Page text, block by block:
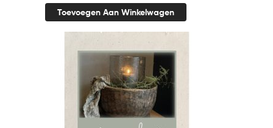
Toevoegen Aan Winkelwagen